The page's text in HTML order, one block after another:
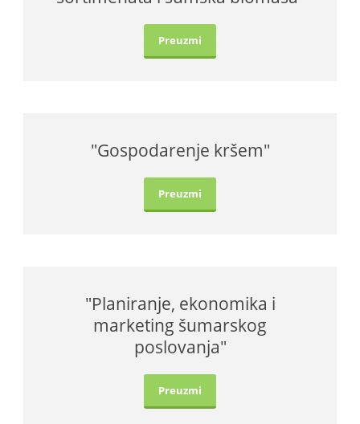
Preuzmi
"Gospodarenje kršem"
Preuzmi
"Planiranje, ekonomika i
marketing šumarskog
poslovanja"
Preuzmi